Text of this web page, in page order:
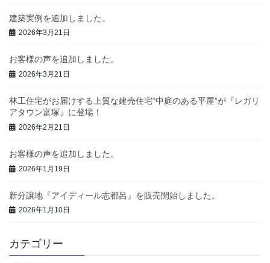
建築実例を追加しました。
2026年3月21日
お客様の声を追加しました。
2026年3月21日
林工住宅がお届けする上質な建売住宅“中庭のある平屋”が『レガリ
アタウン富塚』に登場！
2026年2月21日
お客様の声を追加しました。
2026年1月19日
新分譲地『アイディール志都呂』を販売開始しました。
2026年1月10日
カテゴリー